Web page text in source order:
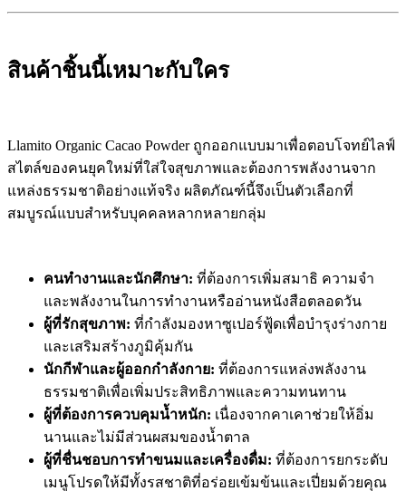
สินค้าชิ้นนี้เหมาะกับใคร
Llamito Organic Cacao Powder ถูกออกแบบมาเพื่อตอบโจทย์ไลฟ์
สไตล์ของคนยุคใหม่ที่ใส่ใจสุขภาพและต้องการพลังงานจาก
แหล่งธรรมชาติอย่างแท้จริง ผลิตภัณฑ์นี้จึงเป็นตัวเลือกที่
สมบูรณ์แบบสำหรับบุคคลหลากหลายกลุ่ม
คนทำงานและนักศึกษา: ที่ต้องการเพิ่มสมาธิ ความจำ
และพลังงานในการทำงานหรืออ่านหนังสือตลอดวัน
ผู้ที่รักสุขภาพ: ที่กำลังมองหาซูเปอร์ฟู้ดเพื่อบำรุงร่างกาย
และเสริมสร้างภูมิคุ้มกัน
นักกีฬาและผู้ออกกำลังกาย: ที่ต้องการแหล่งพลังงาน
ธรรมชาติเพื่อเพิ่มประสิทธิภาพและความทนทาน
ผู้ที่ต้องการควบคุมน้ำหนัก: เนื่องจากคาเคาช่วยให้อิ่ม
นานและไม่มีส่วนผสมของน้ำตาล
ผู้ที่ชื่นชอบการทำขนมและเครื่องดื่ม: ที่ต้องการยกระดับ
เมนูโปรดให้มีทั้งรสชาติที่อร่อยเข้มข้นและเปี่ยมด้วยคุณ